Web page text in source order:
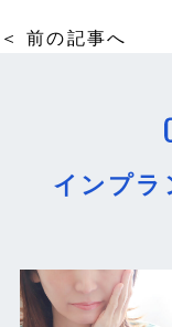
＜ 前の記事へ
インプラ